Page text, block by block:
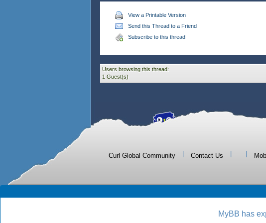
View a Printable Version
Send this Thread to a Friend
Subscribe to this thread
Users browsing this thread:
1 Guest(s)
Curl Global Community Contact Us
MyBB has